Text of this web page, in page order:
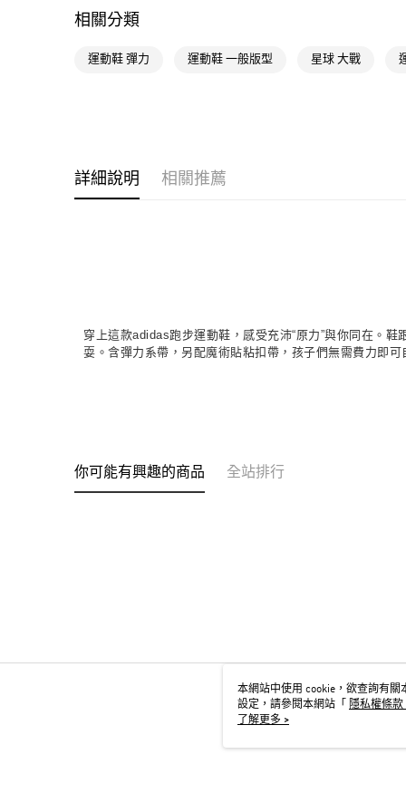
相關分類
運動鞋 彈力 運動鞋 一般版型 星球 大戰
詳細說明 相關推薦
穿上這款adidas跑步運動鞋，感受充沛“原力”與你同在。
耍。含彈力系帶，另配魔術貼粘扣帶，孩子們無需費力即可
你可能有興趣的商品 全站排行
本網站中使用 cookie，欲查詢有關
設定，請參閱本網站「
隱私權條款
用 cookie。
了解更多 >